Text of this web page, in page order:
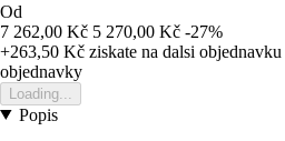
Od
7 262,00 Kč 5 270,00 Kč -27%
+263,50 Kč ziskate na dalsi objednavku
objednavky
Loading...
Popis